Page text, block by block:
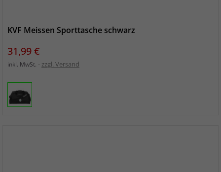
KVF Meissen Sporttasche schwarz
Preis
31,99 €
inkl. MwSt. zzgl. Versand